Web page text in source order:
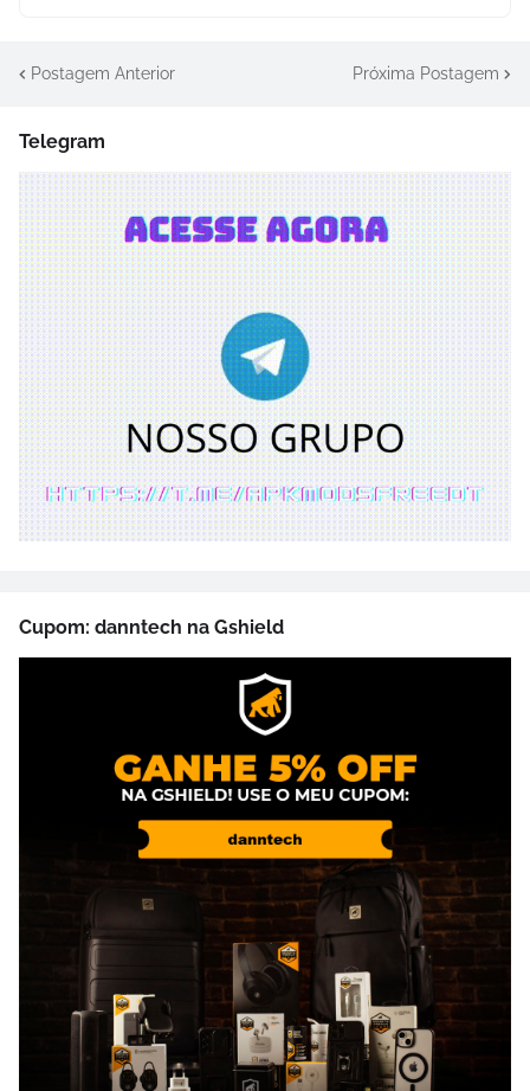
Postagem Anterior Próxima Postagem
Telegram
Cupom: danntech na Gshield